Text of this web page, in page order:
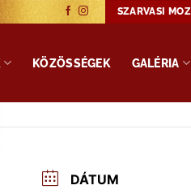
SZARVASI MOZI
KÖZÖSSÉGEK GALÉRIA
DÁTUM